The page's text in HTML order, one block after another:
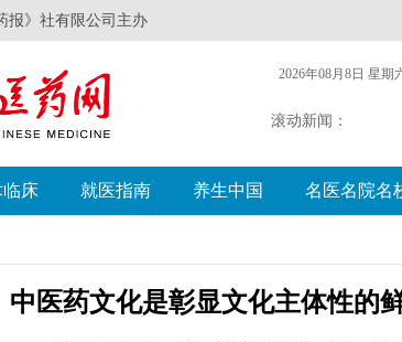
报》社有限公司主办
2026年08月8日 星期
滚动新闻：
床 就医指南 养生中国 名医名院名
中医药文化是彰显文化主体性的